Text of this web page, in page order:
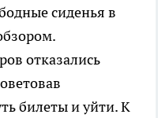
сиденья в
отказались
билеты и уйти. К